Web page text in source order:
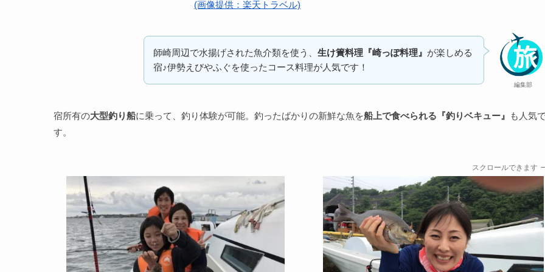
(画像提供：楽天トラベル)
編集部
師崎周辺で水揚げされた魚介類を使う、 生け簀料理『崎っぽ料理』 が楽しめる
宿♪伊勢えびやふぐを使ったコース料理が人気です！
宿所有の大型釣り船に乗って、釣り体験が可能。釣ったばかりの新鮮な魚を船上で食べられる『釣りベキュー』
も人気
す。
スクロールできます